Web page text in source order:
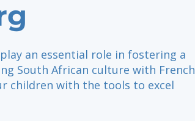
an essential role in fostering a
South African culture with French
children with the tools to excel